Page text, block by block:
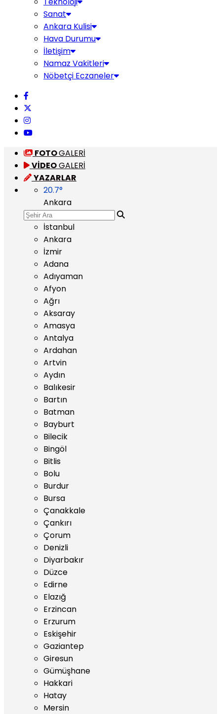
Sanat
Ankara Kulisi
Hava Durumu
İletişim
Namaz Vakitleri
Nöbetçi Eczaneler
FOTOGALERİ
VİDEOGALERİ
YAZARLAR
20.7°
Ankara
İstanbul
Ankara
İzmir
Adana
Adıyaman
Afyon
Ağrı
Aksaray
Amasya
Antalya
Ardahan
Artvin
Aydın
Balıkesir
Bartın
Batman
Bayburt
Bilecik
Bingöl
Bitlis
Bolu
Burdur
Bursa
Çanakkale
Çankırı
Çorum
Denizli
Diyarbakır
Düzce
Edirne
Elazığ
Erzincan
Erzurum
Eskişehir
Gaziantep
Giresun
Gümüşhane
Hakkari
Hatay
Mersin